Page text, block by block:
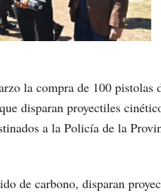
la compra de 100 pistolas
disparan proyectiles
a la Policía de la
de carbono, disparan